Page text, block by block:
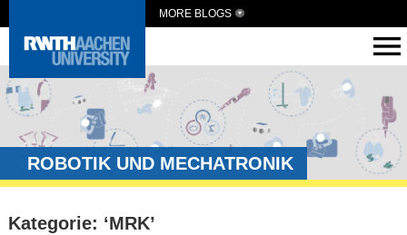
MORE BLOGS
ROBOTIK UND MECHATRONIK
Kategorie: ‘MRK’